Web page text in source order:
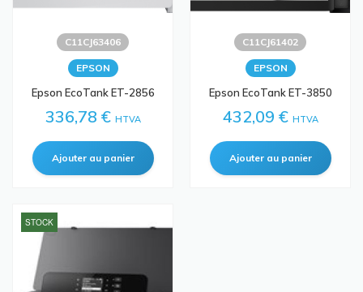
C11CJ63406
EPSON
Epson EcoTank ET-2856
336,78 € HTVA
C11CJ61402
EPSON
Epson EcoTank ET-3850
432,09 € HTVA
STOCK